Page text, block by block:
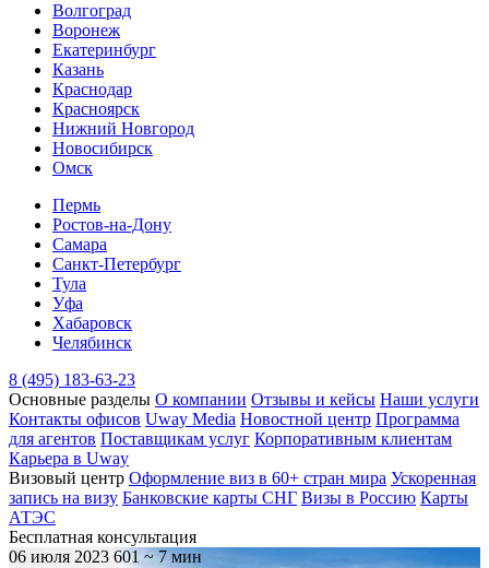
Волгоград
Воронеж
Екатеринбург
Казань
Краснодар
Красноярск
Нижний Новгород
Новосибирск
Омск
Пермь
Ростов-на-Дону
Самара
Санкт-Петербург
Тула
Уфа
Хабаровск
Челябинск
8 (495) 183-63-23
Основные разделы О компании Отзывы и кейсы Наши услуги
Контакты офисов Uway Media Новостной центр Программа
для агентов Поставщикам услуг Корпоративным клиентам
Карьера в Uway
Визовый центр Оформление виз в 60+ стран мира Ускоренная
запись на визу Банковские карты СНГ Визы в Россию Карты
АТЭС
Бесплатная консультация
06 июля 2023 601 ~ 7 мин